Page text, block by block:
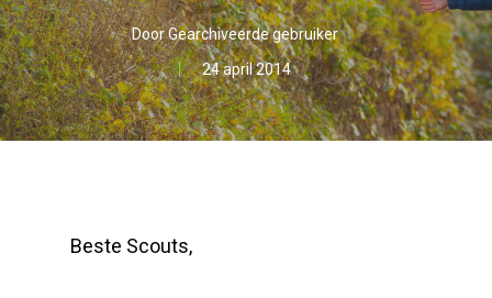
DoorGearchiveerde gebruiker
24 april 2014
Beste Scouts,